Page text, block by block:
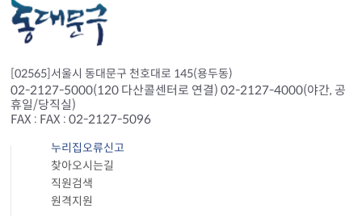
[02565]서울시 동대문구 천호대로 145(용두동)
02-2127-5000(120 다산콜센터로 연결) 02-2127-4000(야간, 공
휴일/당직실)
FAX : FAX : 02-2127-5096
누리집오류신고
찾아오시는길
직원검색
원격지원